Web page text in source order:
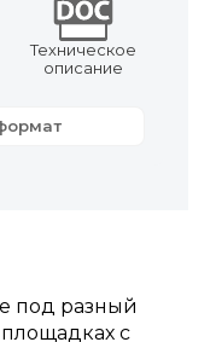
Техническое
описание
под разный
с